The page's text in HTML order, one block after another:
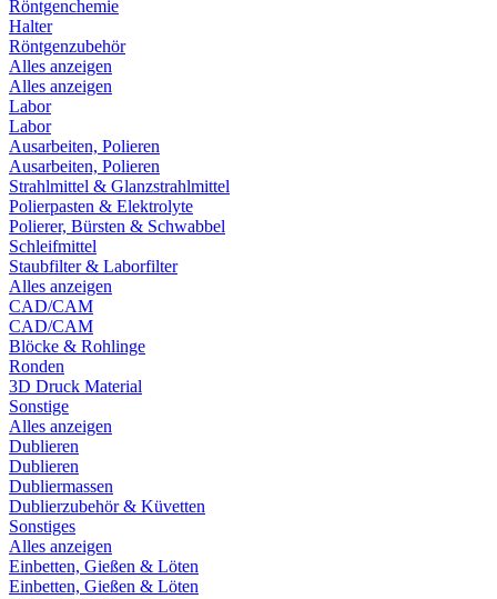
Röntgenchemie
Halter
Röntgenzubehör
Alles anzeigen
Alles anzeigen
Labor
Labor
Ausarbeiten, Polieren
Ausarbeiten, Polieren
Strahlmittel & Glanzstrahlmittel
Polierpasten & Elektrolyte
Polierer, Bürsten & Schwabbel
Schleifmittel
Staubfilter & Laborfilter
Alles anzeigen
CAD/CAM
CAD/CAM
Blöcke & Rohlinge
Ronden
3D Druck Material
Sonstige
Alles anzeigen
Dublieren
Dublieren
Dubliermassen
Dublierzubehör & Küvetten
Sonstiges
Alles anzeigen
Einbetten, Gießen & Löten
Einbetten, Gießen & Löten